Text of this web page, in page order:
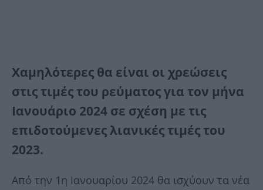
Χαμηλότερες θα είναι οι χρεώσεις
στις τιμές του ρεύματος για τον μήνα
Ιανουάριο 2024 σε σχέση με τις
επιδοτούμενες λιανικές τιμές του
2023.
Από την 1η Ιανουαρίου 2024 θα ισχύουν τα νέα